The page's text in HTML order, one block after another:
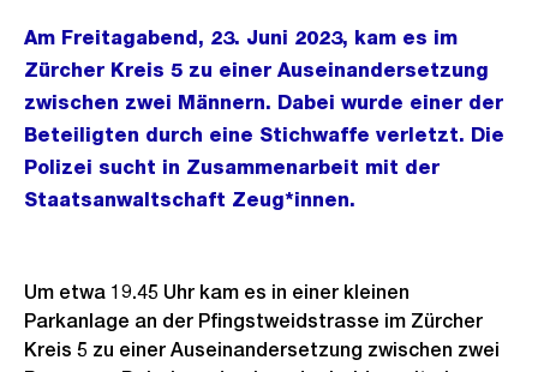
Am Freitagabend, 23. Juni 2023, kam es im
Zürcher Kreis 5 zu einer Auseinandersetzung
zwischen zwei Männern. Dabei wurde einer der
Beteiligten durch eine Stichwaffe verletzt. Die
Polizei sucht in Zusammenarbeit mit der
Staatsanwaltschaft Zeug*innen.
Um etwa 19.45 Uhr kam es in einer kleinen
Parkanlage an der Pfingstweidstrasse im Zürcher
Kreis 5 zu einer Auseinandersetzung zwischen zwei